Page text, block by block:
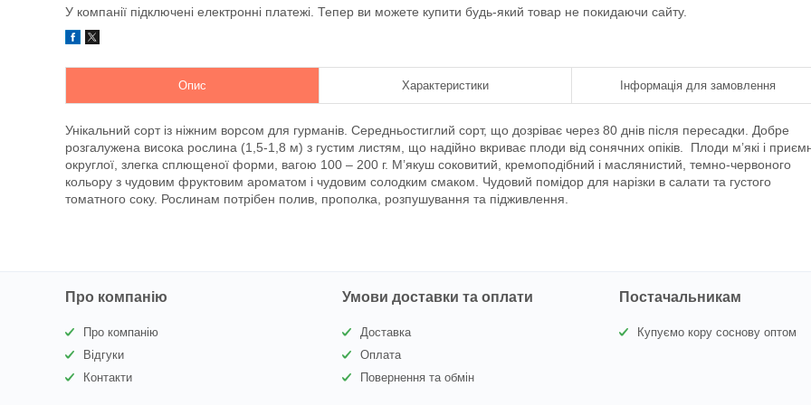
У компанії підключені електронні платежі. Тепер ви можете купити будь-який товар не покидаючи сайту.
Опис Характеристики Інформація для замовлення
Унікальний сорт із ніжним ворсом для гурманів. Середньостиглий сорт, що дозріває через 80 днів після пересадки. Добре
розгалужена висока рослина (1,5-1,8 м) з густим листям, що надійно вкриває плоди від сонячних опіків. Плоди м’які і
округлої, злегка сплющеної форми, вагою 100 – 200 г. М’якуш соковитий, кремоподібний і маслянистий, темно-червоного
кольору з чудовим фруктовим ароматом і чудовим солодким смаком. Чудовий помідор для нарізки в салати та густого
томатного соку. Рослинам потрібен полив, прополка, розпушування та підживлення.
Про компанію
Про компанію
Відгуки
Контакти
Умови доставки та оплати
Доставка
Оплата
Повернення та обмін
Постачальникам
Купуємо кору соснову оптом